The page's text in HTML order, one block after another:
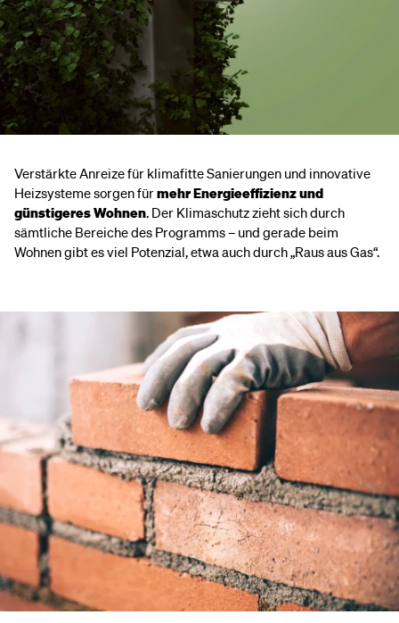
Verstärkte Anreize für klimafitte Sanierungen und innovative
Heizsysteme sorgen fürmehr Energieeffizienz und
günstigeres Wohnen. Der Klimaschutz zieht sich durch
sämtliche Bereiche des Programms – und gerade beim
Wohnen gibt es viel Potenzial, etwa auch durch „Raus aus Gas“.